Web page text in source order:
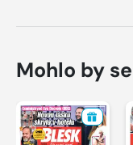
Mohlo by